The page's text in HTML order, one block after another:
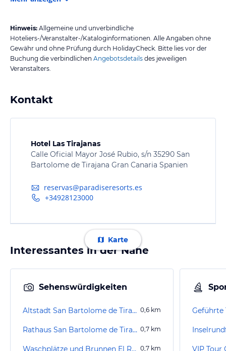
Hinweis: Allgemeine und unverbindliche
Hoteliers-/Veranstalter-/Kataloginformationen. Alle Angaben ohne
Gewähr und ohne Prüfung durch HolidayCheck. Bitte lies vor der
Buchung die verbindlichen Angebotsdetails des jeweiligen
Veranstalters.
Kontakt
Hotel Las Tirajanas
Calle Oficial Mayor José Rubio, s/n 35290 San
Bartolome de Tirajana Gran Canaria Spanien
reservas@paradiseresorts.es
+34928123000
Karte
Interessantes in der Nähe
Sehenswürdigkeiten
Altstadt San Bartolome de Tirajana 0,6 km
Rathaus San Bartolome de Tirajana 0,7 km
Waschplätze und Brunnen El Rosal 0,7 km